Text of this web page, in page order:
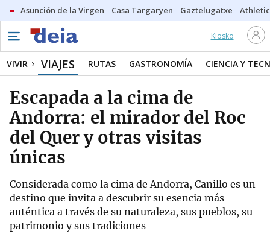
Asunción de la Virgen Casa Targaryen Gaztelugatxe Athletic
Kiosko
VIVIR VIAJES RUTAS GASTRONOMÍA CIENCIA Y
Escapada a la cima de
Andorra: el mirador del Roc
del Quer y otras visitas
únicas
Considerada como la cima de Andorra, Canillo es un
destino que invita a descubrir su esencia más
auténtica a través de su naturaleza, sus pueblos, su
patrimonio y sus tradiciones